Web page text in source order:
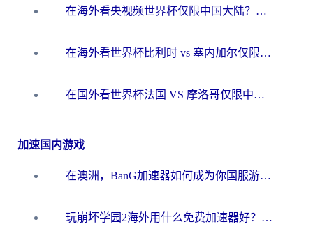
在海外看央视频世界杯仅限中国大陆？这篇指南帮你解锁中文解说+无卡顿直播
在海外看世界杯比利时 vs 塞内加尔仅限中国大陆？我找到了最流畅的中文解说之路
在国外看世界杯法国 VS 摩洛哥仅限中国大陆？海外党这样看中文解说赛事不卡顿
加速国内游戏
在澳洲，BanG加速器如何成为你国服游戏的“时光机”？
玩崩坏学园2海外用什么免费加速器好？2026海外党亲测国服游戏加速指南